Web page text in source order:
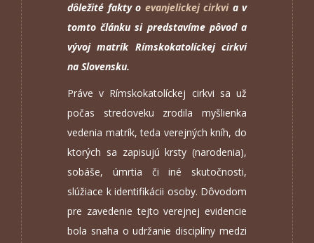
dôležité fakty o evanjelickej cirkvia v
tomto článku si predstavíme pôvod a
vývoj matrík Rímskokatolíckej cirkvi
na Slovensku.
Práve v Rímskokatolíckej cirkvi sa už
počas stredoveku zrodila myšlienka
vedenia matrík, teda verejných kníh, do
ktorých sa zapisujú krsty (narodenia),
sobáše, úmrtia či iné skutočnosti,
slúžiace k identifikácii osoby. Dôvodom
pre zavedenie tejto verejnej evidencie
bola snaha o udržanie disciplíny medzi